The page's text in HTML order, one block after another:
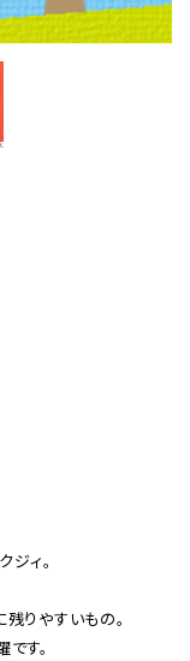
ィ。
りやすいもの。
す。